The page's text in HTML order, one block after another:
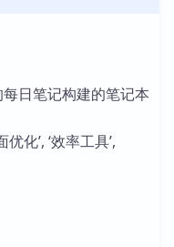
日笔记构建的笔记本
化’, ‘效率工具’,